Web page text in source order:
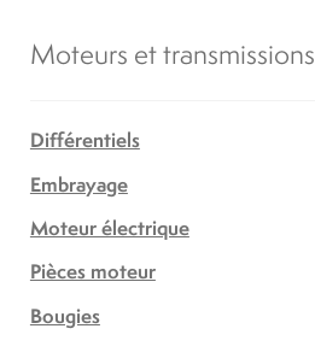
Moteurs et transmissions
Différentiels
Embrayage
Moteur électrique
Pièces moteur
Bougies